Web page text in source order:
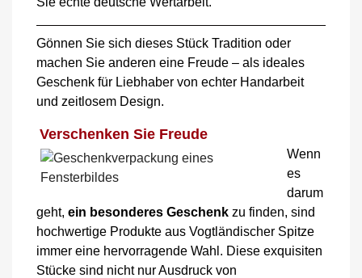
Gönnen Sie sich dieses Stück Tradition oder
machen Sie anderen eine Freude – als ideales
Geschenk für Liebhaber von echter Handarbeit
und zeitlosem Design.
Verschenken Sie Freude
Wenn
es
darum
geht, ein besonderes Geschenk zu finden, sind
hochwertige Produkte aus Vogtländischer Spitze
immer eine hervorragende Wahl. Diese exquisiten
Stücke sind nicht nur Ausdruck von